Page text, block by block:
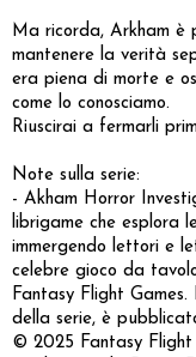
Ma ricorda, Arkham è
mantenere la verità
era piena di morte e
come lo conosciamo.
Riuscirai a fermarli
Note sulla serie:
- Akham Horror
librigame che esplora
immergendo lettori e
celebre gioco da
Fantasy Flight
della serie, è
© 2025 Fantasy